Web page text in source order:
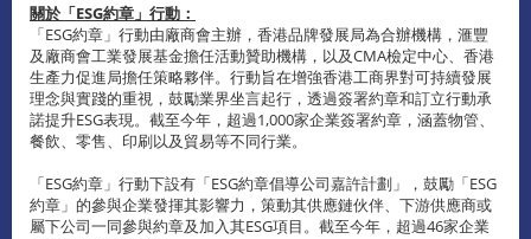
關於「ESG約章」行動：
「ESG約章」行動由廠商會主辦，香港品牌發展局為合辦機構，滙豐
及廠商會工業發展基金擔任活動贊助機構，以及CMA檢定中心、香港
生產力促進局擔任策略夥伴。行動旨在增強香港工商界對可持續發展
理念與實踐的重視，鼓勵業界坐言起行，透過簽署約章和訂立行動承
諾提升ESG表現。截至今年，超過1,000家企業簽署約章，涵蓋物管、
餐飲、零售、印刷以及貿易等不同行業。
「ESG約章」行動下設有「ESG約章倡導公司嘉許計劃」，鼓勵「ESG
約章」的參與企業發揮其影響力，策動其供應鏈伙伴、下游供應商或
屬下公司一同參與約章及加入其ESG項目。截至今年，超過46家企業